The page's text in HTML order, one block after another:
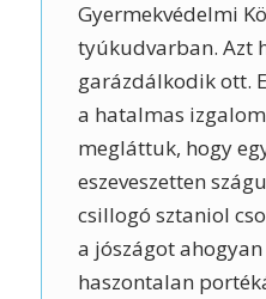
Gyermekvédelmi
tyúkudvarban. Azt
garázdálkodik ott.
a hatalmas
megláttuk, hogy
eszeveszetten
csillogó sztaniol
a jószágot
haszontalan